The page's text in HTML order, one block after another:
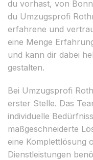
du vorhast, von
du Umzugsprofi
erfahrene und
eine Menge
und kann dir dabei
gestalten.
Bei Umzugsprofi
erster Stelle. Das
individuelle
maßgeschneiderte
eine Komplettlösung
Dienstleistungen